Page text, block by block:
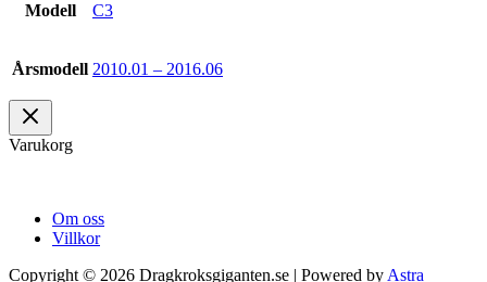
Modell C3
Årsmodell 2010.01 – 2016.06
Varukorg
Om oss
Villkor
Copyright © 2026 Dragkroksgiganten.se | Powered byAstra